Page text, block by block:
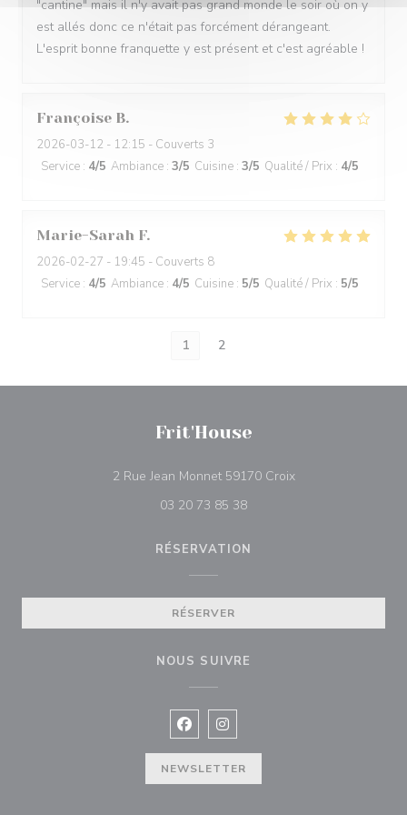
"cantine" mais il n'y avait pas grand monde le soir où on y
est allés donc ce n'était pas forcément dérangeant.
L'esprit bonne franquette y est présent et c'est agréable !
Françoise B
2026-03-12 - 12:15 - Couverts 3
Service : 4/5 Ambiance : 3/5 Cuisine : 3/5 Qualité / Prix : 4/5
Marie-Sarah F
2026-02-27 - 19:45 - Couverts 8
Service : 4/5 Ambiance : 4/5 Cuisine : 5/5 Qualité / Prix : 5/5
1 2
Frit'House
2 Rue Jean Monnet 59170 Croix((ouvre une
03 20 73 85 38
RÉSERVATION
RÉSERVER
NOUS SUIVRE
Facebook ((ouvre une nouvelle
Instagram ((ouvre une
NEWSLETTER